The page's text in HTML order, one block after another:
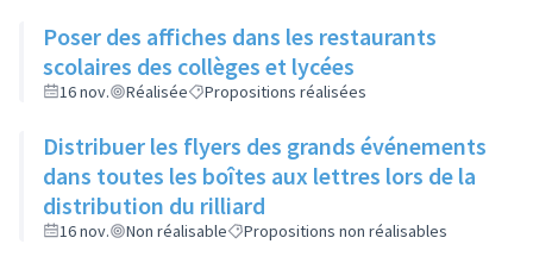
Poser des affiches dans les restaurants
scolaires des collèges et lycées
16 nov. Réalisée Propositions réalisées
Distribuer les flyers des grands événements
dans toutes les boîtes aux lettres lors de la
distribution du rilliard
16 nov. Non réalisable Propositions non réalisables